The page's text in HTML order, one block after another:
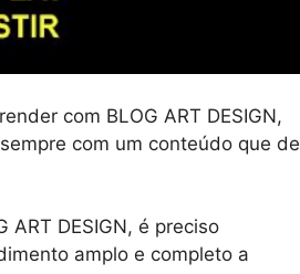
com BLOG ART DESIGN,
com um conteúdo que de
ART DESIGN, é preciso
amplo e completo a